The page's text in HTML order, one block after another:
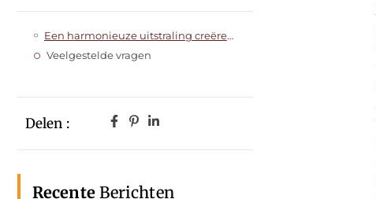
Een harmonieuze uitstraling creëren met uw trap en leuning
Veelgestelde vragen
Delen :
RecenteBerichten